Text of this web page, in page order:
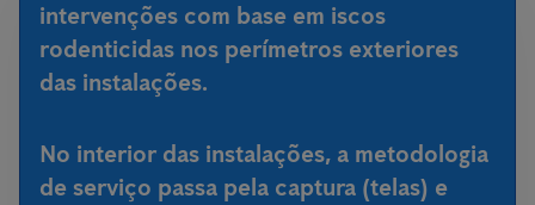
intervenções com base em iscos
rodenticidas nos perímetros exteriores
das instalações.
No interior das instalações, a metodologia
de serviço passa pela captura (telas) e